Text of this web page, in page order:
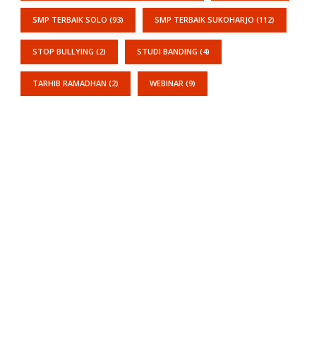
SMP TERBAIK SOLO (93) SMP TERBAIK SUKOHARJO (112)
STOP BULLYING (2) STUDI BANDING (4)
TARHIB RAMADHAN (2) WEBINAR (9)